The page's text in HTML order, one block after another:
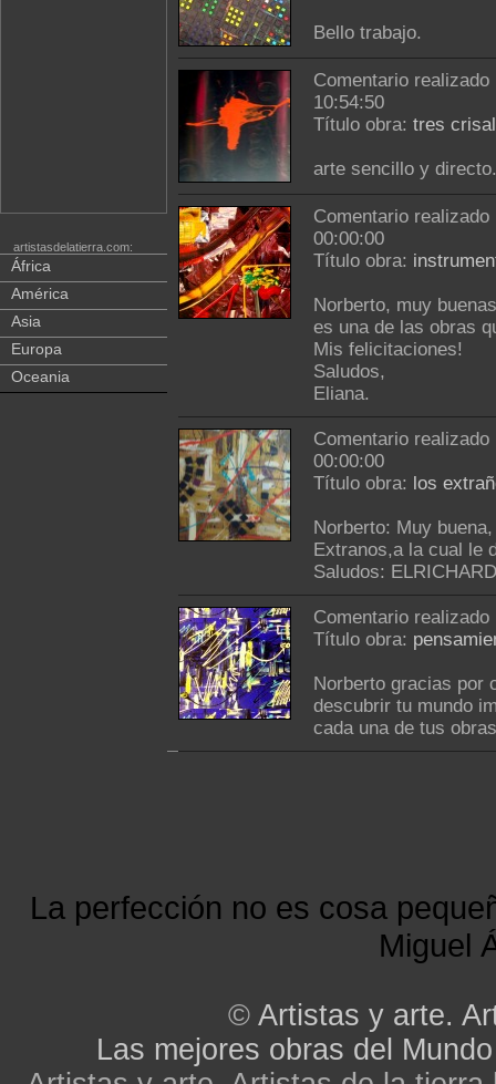
artistasdelatierra.com:
África
América
Asia
Europa
Oceania
Bello trabajo.
Comentario
10:54:50
Título obra: tres
arte sencillo y
Comentario
00:00:00
Título obra:
Norberto, muy
es una de las obras
Mis felicitaciones!
Saludos,
Eliana.
Comentario
00:00:00
Título obra: los
Norberto: Muy
Extranos,a la cual le
Saludos: ELRICHARD
Comentario
Título obra:
Norberto gracias por
descubrir tu mundo
cada una de tus
La perfección no es cosa
Miguel
© Artistas y arte.
Las mejores obras del Mundo